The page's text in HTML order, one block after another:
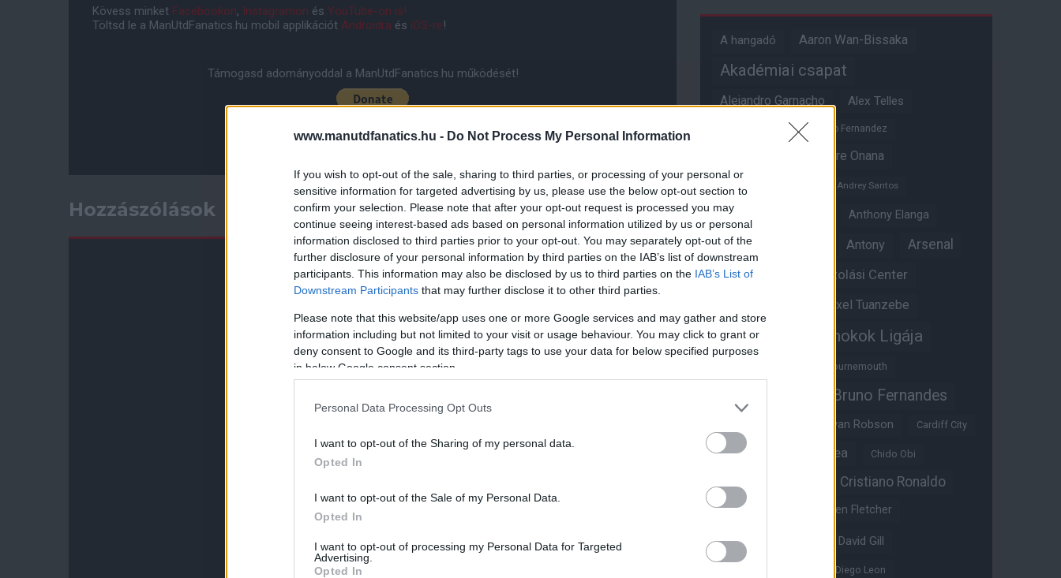
www.manutdfanatics.hu - Do Not Process My Personal Information
If you wish to opt-out of the sale, sharing to third parties, or processing of your personal or
sensitive information for targeted advertising by us, please use the below opt-out section to
confirm your selection. Please note that after your opt-out request is processed you may
continue seeing interest-based ads based on personal information utilized by us or personal
information disclosed to third parties prior to your opt-out. You may separately opt-out of the
further disclosure of your personal information by third parties on the IAB’s list of downstream
participants. This information may also be disclosed by us to third parties on the IAB’s List of
Downstream Participants that may further disclose it to other third parties.
Please note that this website/app uses one or more Google services and may gather and store
information including but not limited to your visit or usage behaviour. You may click to grant or
deny consent to Google and its third-party tags to use your data for below specified purposes
in below Google consent section.
Personal Data Processing Opt Outs
I want to opt-out of the Sharing of my personal data.
Opted In
I want to opt-out of the Sale of my Personal Data.
Opted In
I want to opt-out of processing my Personal Data for Targeted
Advertising.
Opted In
Kövess minket Facebookon, Instagramon és YouTube-on is!
Töltsd le a ManUtdFanatics.hu mobil applikációt Androidra és iOS-re!
Támogasd adományoddal a ManUtdFanatics.hu működését!
Hozzászólások
A hangadó Aaron Wan-Bissaka
Akadémiai csapat
Alejandro Garnacho Alex Telles
Alvaro Fernandez
Andre Onana
Andreas Pereira
Andrey Santos
Angol válogatott Anthony Elanga
Anthony Martial Antony Arsenal
Aston Villa Átigazolási Center
Axel Tuanzebe
Ayden Heaven Bajnokok Ligája
Bournemouth
Bruno Fernandes
Bryan Robson Cardiff City
Casemiro Chelsea Chido Obi
Cristiano Ronaldo
Crystal Palace Darren Fletcher
David De Gea David Gill
Diego Leon